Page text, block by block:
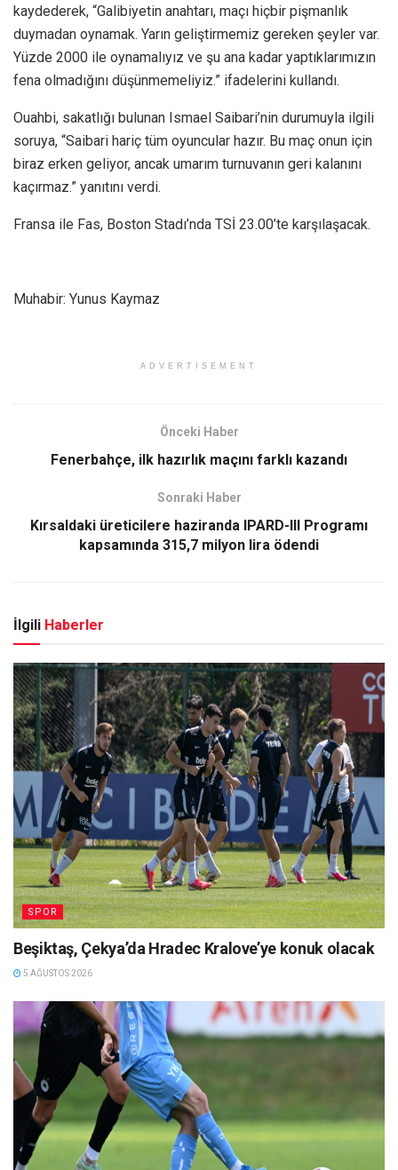
kaydederek, “Galibiyetin anahtarı, maçı hiçbir pişmanlık
duymadan oynamak. Yarın geliştirmemiz gereken şeyler var.
Yüzde 2000 ile oynamalıyız ve şu ana kadar yaptıklarımızın
fena olmadığını düşünmemeliyiz.” ifadelerini kullandı.
Ouahbi, sakatlığı bulunan Ismael Saibari’nin durumuyla ilgili
soruya, “Saibari hariç tüm oyuncular hazır. Bu maç onun için
biraz erken geliyor, ancak umarım turnuvanın geri kalanını
kaçırmaz.” yanıtını verdi.
Fransa ile Fas, Boston Stadı’nda TSİ 23.00’te karşılaşacak.
Muhabir: Yunus Kaymaz
ADVERTISEMENT
Önceki Haber
Fenerbahçe, ilk hazırlık maçını farklı kazandı
Sonraki Haber
Kırsaldaki üreticilere haziranda IPARD-III Programı
kapsamında 315,7 milyon lira ödendi
İlgili Haberler
SPOR
Beşiktaş, Çekya’da Hradec Kralove’ye konuk olacak
5 AĞUSTOS 2026